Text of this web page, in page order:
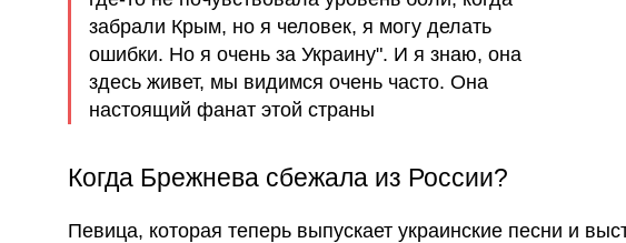
забрали Крым, но я человек, я могу делать
ошибки. Но я очень за Украину". И я знаю, она
здесь живет, мы видимся очень часто. Она
настоящий фанат этой страны
Когда Брежнева сбежала из России?
Певица, которая теперь выпускает украинские песни и